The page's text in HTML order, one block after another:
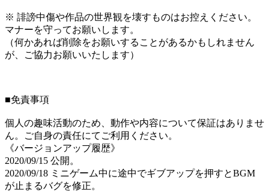
※ 誹謗中傷や作品の世界観を壊すものはお控えください。
マナーを守ってお願いします。
（何かあれば削除をお願いすることがあるかもしれません
が、ご協力お願いいたします）
■免責事項
個人の趣味活動のため、動作や内容について保証はありませ
ん。ご自身の責任にてご利用ください。
《バージョンアップ履歴》
2020/09/15 公開。
2020/09/18 ミニゲーム中に途中でギブアップを押すとBGM
が止まるバグを修正。